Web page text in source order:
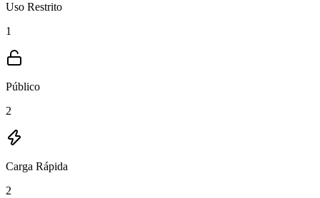
Uso Restrito
1
Público
2
Carga Rápida
2